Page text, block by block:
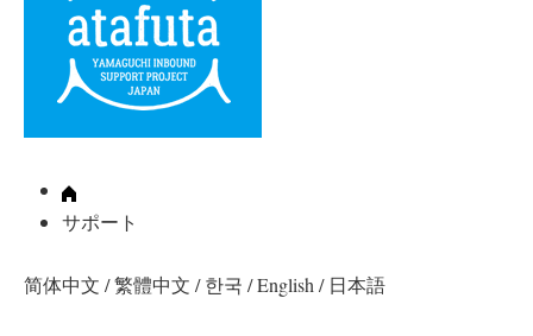
サポート
简体中文 /繁體中文 /한국 /English / 日本語